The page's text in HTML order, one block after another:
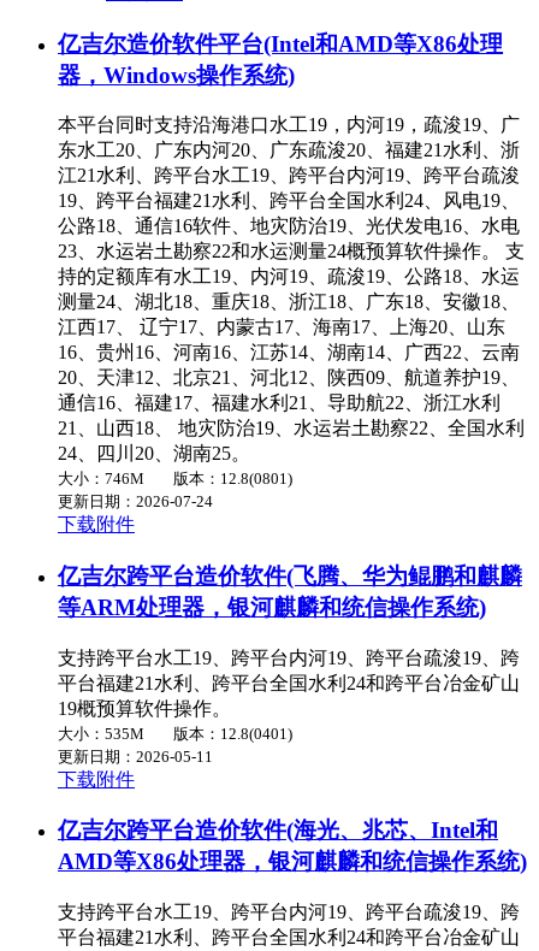
亿吉尔造价软件平台(Intel和AMD等X86处理
器，Windows操作系统)
本平台同时支持沿海港口水工19，内河19，疏浚19、广
东水工20、广东内河20、广东疏浚20、福建21水利、浙
江21水利、跨平台水工19、跨平台内河19、跨平台疏浚
19、跨平台福建21水利、跨平台全国水利24、风电19、
公路18、通信16软件、地灾防治19、光伏发电16、水电
23、水运岩土勘察22和水运测量24概预算软件操作。 支
持的定额库有水工19、内河19、疏浚19、公路18、水运
测量24、湖北18、重庆18、浙江18、广东18、安徽18、
江西17、 辽宁17、内蒙古17、海南17、上海20、山东
16、贵州16、河南16、江苏14、湖南14、广西22、云南
20、天津12、北京21、河北12、陕西09、航道养护19、
通信16、福建17、福建水利21、导助航22、浙江水利
21、山西18、 地灾防治19、水运岩土勘察22、全国水利
24、四川20、湖南25。
大小：746M
版本：12.8(0801)
更新日期：2026-07-24
下载附件
亿吉尔跨平台造价软件(飞腾、华为鲲鹏和麒麟
等ARM处理器，银河麒麟和统信操作系统)
支持跨平台水工19、跨平台内河19、跨平台疏浚19、跨
平台福建21水利、跨平台全国水利24和跨平台冶金矿山
19概预算软件操作。
大小：535M
版本：12.8(0401)
更新日期：2026-05-11
下载附件
亿吉尔跨平台造价软件(海光、兆芯、Intel和
AMD等X86处理器，银河麒麟和统信操作系统)
支持跨平台水工19、跨平台内河19、跨平台疏浚19、跨
平台福建21水利、跨平台全国水利24和跨平台冶金矿山